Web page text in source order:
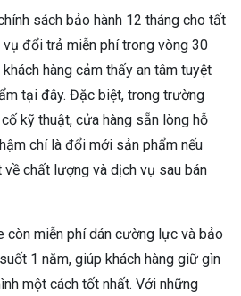
sách bảo hành 12 tháng cho tất
đổi trả miễn phí trong vòng 30
hàng cảm thấy an tâm tuyệt
tại đây. Đặc biệt, trong trường
kỹ thuật, cửa hàng sẵn lòng hỗ
chí là đổi mới sản phẩm nếu
về chất lượng và dịch vụ sau bán
còn miễn phí dán cường lực và bảo
1 năm, giúp khách hàng giữ gìn
một cách tốt nhất. Với những